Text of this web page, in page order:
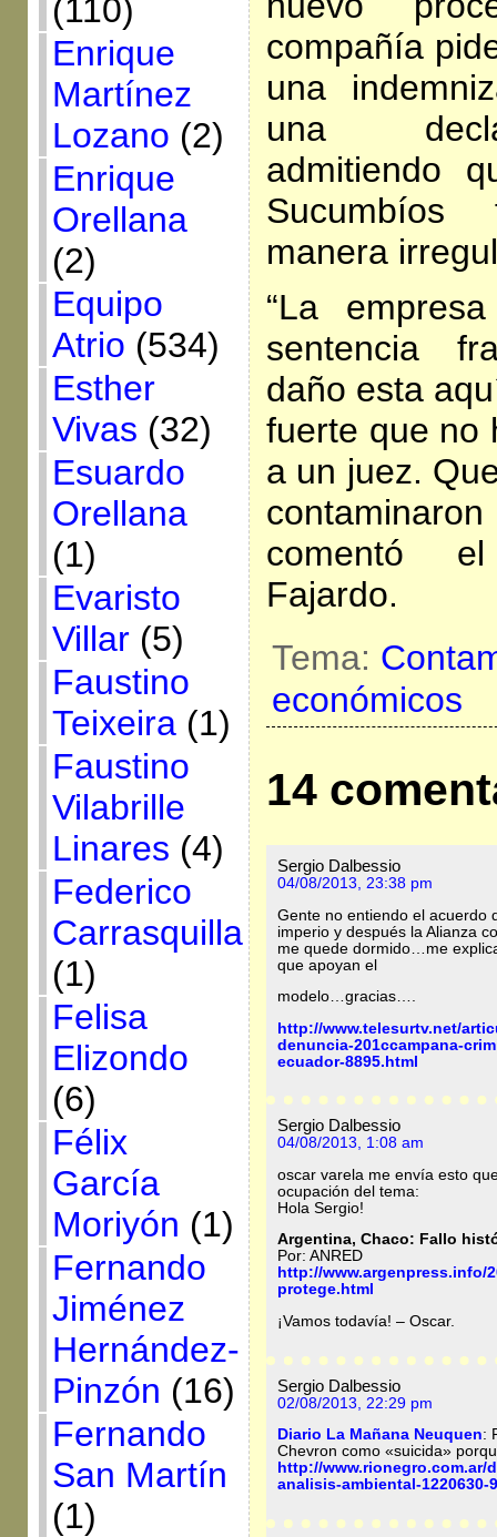
(110)
Enrique
Martínez
Lozano (2)
Enrique
Orellana
(2)
Equipo
Atrio (534)
Esther
Vivas (32)
Esuardo
Orellana
(1)
Evaristo
Villar(5)
Faustino
Teixeira(1)
Faustino
Vilabrille
Linares (4)
Federico
Carrasquilla
(1)
Felisa
Elizondo
(6)
Félix
García
Moriyón (1)
Fernando
Jiménez
Hernández-
Pinzón (16)
Fernando
San Martín
(1)
compañía
una
una
admitiendo
manera
“La
sentencia
daño esta
fuerte que no
a un juez.
comentó
Fajardo.
Tema:
económicos
14
Sergio Dalbessio
04/08/2013, 23:38 pm
Gente no entiendo el acuerdo
imperio y después la Alianza
me quede dormido…me
que apoyan el
modelo…gracias….
http://www.telesurtv.net/
denuncia-201ccampana-
ecuador-8895.html
Sergio Dalbessio
04/08/2013, 1:08 am
oscar varela me envía esto
ocupación del tema:
Hola Sergio!
Argentina, Chaco: Fallo
Por: ANRED
http://www.argenpress.info/
protege.html
¡Vamos todavía! – Oscar.
Sergio Dalbessio
02/08/2013, 22:29 pm
Diario La Mañana Neuquen:
Chevron como «suicida»
http://
analisis-ambiental-1220630-